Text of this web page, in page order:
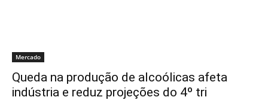
Mercado
Queda na produção de alcoólicas afeta
indústria e reduz projeções do 4º tri